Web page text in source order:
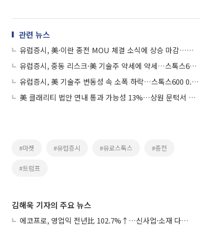
관련 뉴스
유럽증시, 美·이란 종전 MOU 체결 소식에 상승 마감…스톡스600 0.19%↑
유럽증시, 중동 리스크·美 기술주 약세에 약세…스톡스600 0.08%↓
유럽증시, 美 기술주 변동성 속 소폭 하락…스톡스600 0.50%↓
美 클래리티 법안 연내 통과 가능성 13%…상원 문턱서 제동
#마켓 #유럽증시 #유로스톡스 #종전
#트럼프
김해욱 기자의 주요 뉴스
에코프로, 영업익 전년比 102.7%↑…신사업·소재 다각화 박차